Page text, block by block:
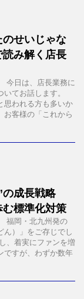
せいじゃな
み解く店長
今日は、店長業務に
てお話します。
思われる方も多いか
お客様の「これから
の成長戦略
む標準化対策
福岡・北九州発の
ん）」をご存じでし
、着実にファンを増
ですが、わずか数年